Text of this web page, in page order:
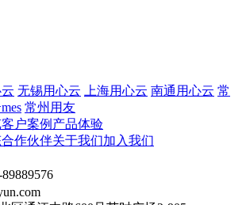
无锡用心云 上海用心云 南通用心云 常
常州用友
客户案例 产品体验
合作伙伴关于我们加入我们